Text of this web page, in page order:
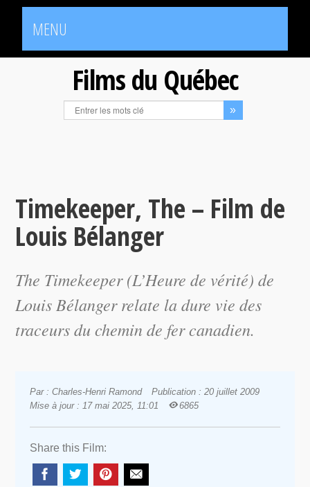
MENU
Films du Québec
Timekeeper, The – Film de
Louis Bélanger
The Timekeeper(L’Heure de vérité) de
Louis Bélanger relate la dure vie des
traceurs du chemin de fer canadien.
Par : Charles-Henri Ramond
Publication : 20 juillet 2009
Mise à jour : 17 mai 2025, 11:01
6865
Share this Film: